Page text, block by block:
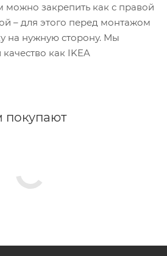
закрепить как с правой
– для этого перед монтажом
на нужную сторону. Мы
как IKEA
покупают